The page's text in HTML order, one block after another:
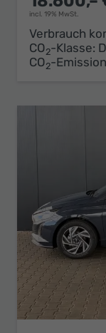
incl. 19% MwSt.
Verbrauch
CO2-Klasse: D
CO2-